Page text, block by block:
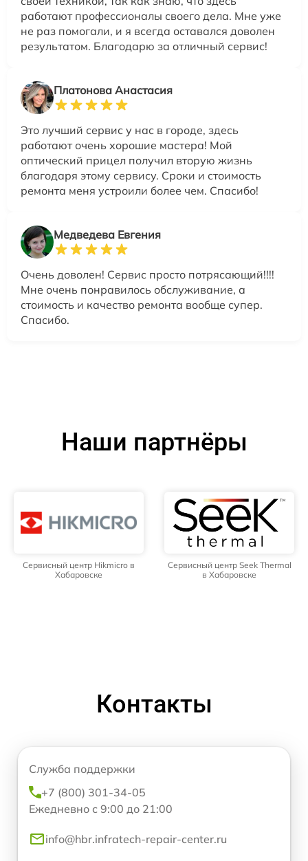
работают профессионалы своего дела. Мне уже
не раз помогали, и я всегда оставался доволен
результатом. Благодарю за отличный сервис!
Платонова Анастасия
Это лучший сервис у нас в городе, здесь
работают очень хорошие мастера! Мой
оптический прицел получил вторую жизнь
благодаря этому сервису. Сроки и стоимость
ремонта меня устроили более чем. Спасибо!
Медведева Евгения
Очень доволен! Сервис просто потрясающий!!!!
Мне очень понравилось обслуживание, а
стоимость и качество ремонта вообще супер.
Спасибо.
Наши партнёры
Сервисный центр Hikmicro в
Хабаровске
Сервисный центр Seek Thermal
в Хабаровске
Контакты
Служба поддержки
+7 (800) 301-34-05
Ежедневно с 9:00 до 21:00
info@hbr.infratech-repair-center.ru